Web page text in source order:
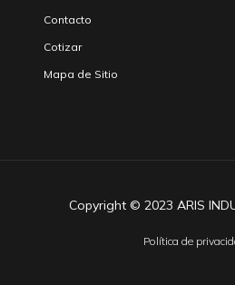
Contacto
Cotizar
Mapa de Sitio
Copyright © 2023 ARIS
Política de